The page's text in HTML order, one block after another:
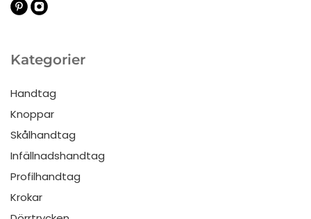
Kategorier
Handtag
Knoppar
Skålhandtag
Infällnadshandtag
Profilhandtag
Krokar